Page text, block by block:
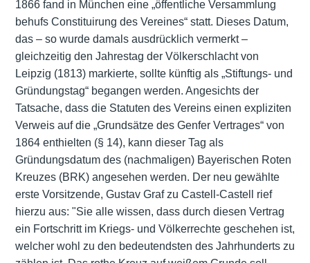
1866 fand in München eine „öffentliche Versammlung
behufs Constituirung des Vereines“ statt. Dieses Datum,
das – so wurde damals ausdrücklich vermerkt –
gleichzeitig den Jahrestag der Völkerschlacht von
Leipzig (1813) markierte, sollte künftig als „Stiftungs- und
Gründungstag“ begangen werden. Angesichts der
Tatsache, dass die Statuten des Vereins einen expliziten
Verweis auf die „Grundsätze des Genfer Vertrages“ von
1864 enthielten (§ 14), kann dieser Tag als
Gründungsdatum des (nachmaligen) Bayerischen Roten
Kreuzes (BRK) angesehen werden. Der neu gewählte
erste Vorsitzende, Gustav Graf zu Castell-Castell rief
hierzu aus: "Sie alle wissen, dass durch diesen Vertrag
ein Fortschritt im Kriegs- und Völkerrechte geschehen ist,
welcher wohl zu den bedeutendsten des Jahrhunderts zu